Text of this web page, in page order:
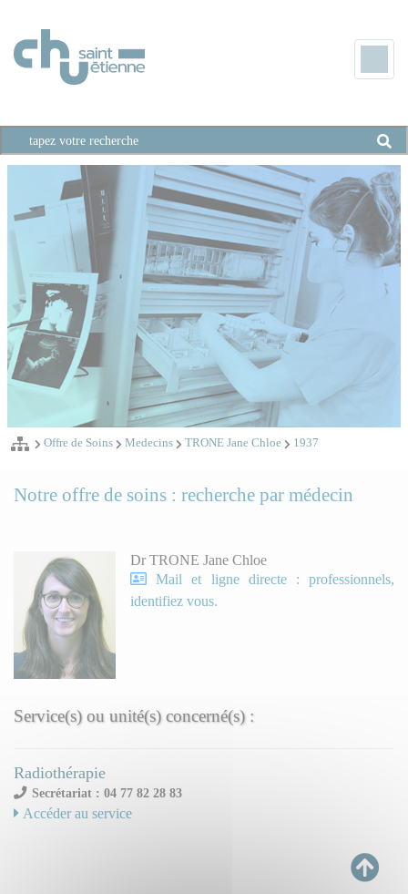
Offre de Soins Medecins TRONE Jane Chloe 1937
Notre offre de soins : recherche par médecin
Dr TRONE Jane Chloe
Mail et ligne directe : professionnels,
identifiez vous.
Service(s) ou unité(s) concerné(s) :
Radiothérapie
Secrétariat : 04 77 82 28 83
Accéder au service